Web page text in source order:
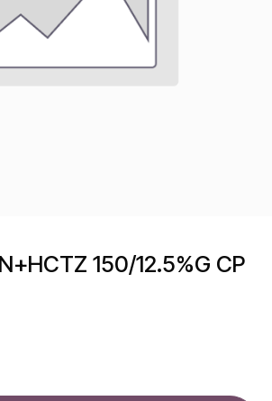
150/12.5%G CP